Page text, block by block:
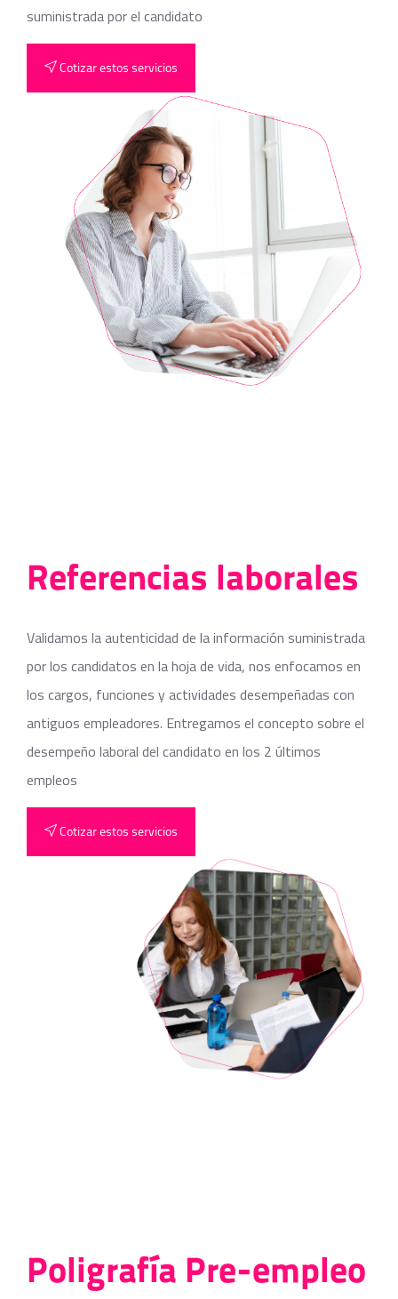
suministrada por el candidato
Cotizar estos servicios
Referencias laborales
Validamos la autenticidad de la información suministrada
por los candidatos en la hoja de vida, nos enfocamos en
los cargos, funciones y actividades desempeñadas con
antiguos empleadores. Entregamos el concepto sobre el
desempeño laboral del candidato en los 2 últimos
empleos
Cotizar estos servicios
Poligrafía Pre-empleo